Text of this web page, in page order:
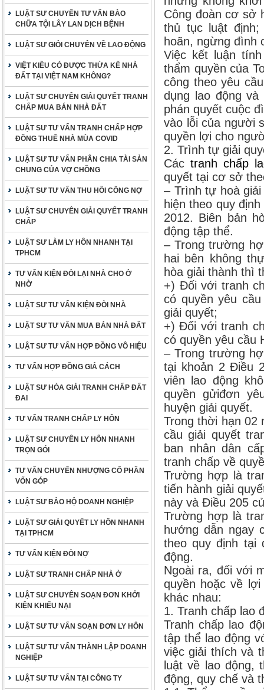
LUẬT SƯ CHUYÊN TƯ VẤN BÀO
CHỮA TỘI LÂY LAN DỊCH BỆNH
LUẬT SƯ GIỎI CHUYÊN VỀ LAO ĐỘNG
VIỆT KIỀU CÓ ĐƯỢC THỪA KẾ NHÀ
ĐẤT TẠI VIỆT NAM KHÔNG?
LUẬT SƯ CHUYÊN GIẢI QUYẾT TRANH
CHẤP MUA BÁN NHÀ ĐẤT
LUẬT SƯ TƯ VẤN TRANH CHẤP HỢP
ĐỒNG THUÊ NHÀ MÙA COVID
LUẬT SƯ TƯ VẤN PHÂN CHIA TÀI SẢN
CHUNG CỦA VỢ CHỒNG
LUẬT SƯ TƯ VẤN THU HỒI CÔNG NỢ
LUẬT SƯ CHUYÊN GIẢI QUYẾT TRANH
CHẤP
LUẬT SƯ LÀM LY HÔN NHANH TẠI
TPHCM
TƯ VẤN KIỆN ĐÒI LẠI NHÀ CHO Ở
NHỜ
LUẬT SƯ TƯ VẤN KIỆN ĐÒI NHÀ
LUẬT SƯ TƯ VẤN MUA BÁN NHÀ ĐẤT
LUẬT SƯ TƯ VẤN HỢP ĐỒNG VÔ HIỆU
TƯ VẤN HỢP ĐỒNG GIẢ CÁCH
LUẬT SƯ HÒA GIẢI TRANH CHẤP ĐẤT
ĐAI
TƯ VẤN TRANH CHẤP LY HÔN
LUẬT SƯ CHUYÊN LY HÔN NHANH
TRỌN GÓI
TƯ VẤN CHUYỂN NHƯỢNG CỔ PHẦN
VỐN GÓP
LUẬT SƯ BẢO HỘ DOANH NGHIỆP
LUẬT SƯ GIẢI QUYẾT LY HÔN NHANH
TẠI TPHCM
TƯ VẤN KIỆN ĐÒI NỢ
LUẬT SƯ TRANH CHẤP NHÀ Ở
LUẬT SƯ CHUYÊN SOẠN ĐƠN KHỞI
KIỆN KHIẾU NẠI
LUẬT SƯ TƯ VẤN SOẠN ĐƠN LY HÔN
LUẬT SƯ TƯ VẤN THÀNH LẬP DOANH
NGHIỆP
LUẬT SƯ TƯ VẤN TẠI CÔNG TY
Công đoàn cơ sở
thủ tục luật
hoãn, ngừng đình
Việc kết luận
thẩm quyền của
công theo yêu
dụng lao động
phán quyết cuộc
vào lỗi của người
quyền lợi cho
2. Trình tự giải
Cáctranh chấp
quyết tại cơ sở
– Trình tự hoà
hiện theo quy
2012. Biên bản
động tập thể.
– Trong trường
hai bên không
hòa giải thành thì
+) Đối với tranh
có quyền yêu
giải quyết;
+) Đối với tranh
có quyền yêu cầu
– Trong trường
tại khoản 2 Điều
viên lao động
quyền gửiđơn
huyện giải quyết.
Trong thời hạn 02
cầu giải quyết
ban nhân dân
tranh chấp về
Trường hợp là
tiến hành giải
này và Điều 205
Trường hợp là
hướng dẫn ngay
theo quy định tại
động.
Ngoài ra, đối với
quyền hoặc về
khác nhau:
1. Tranh chấp lao
Tranh chấp lao
tập thể lao động
việc giải thích và
luật về lao động,
động, quy chế và